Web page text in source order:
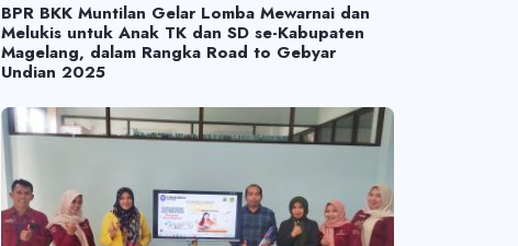
BPR BKK Muntilan Gelar Lomba Mewarnai dan
Melukis untuk Anak TK dan SD se-Kabupaten
Magelang, dalam Rangka Road to Gebyar
Undian 2025